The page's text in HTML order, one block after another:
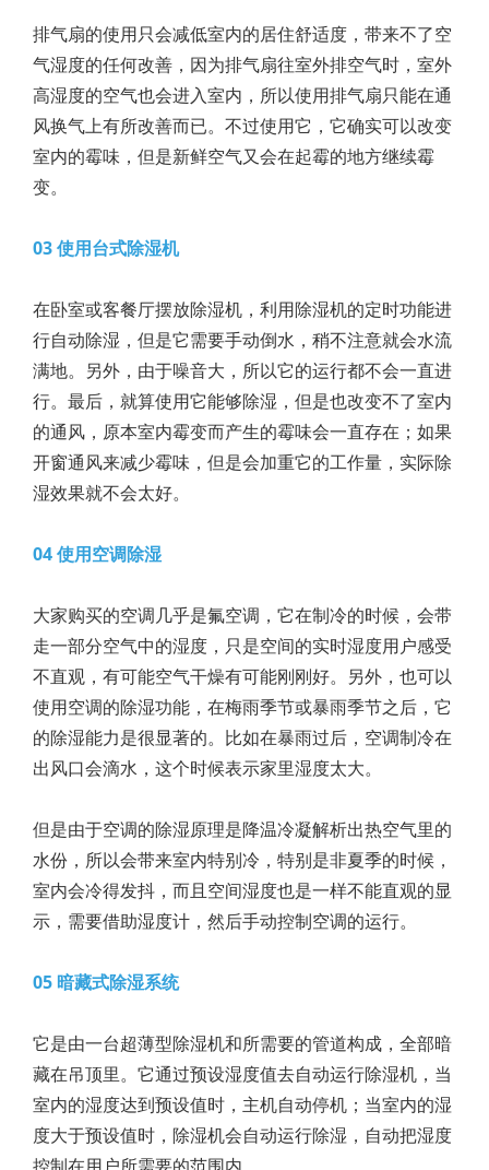
排气扇的使用只会减低室内的居住舒适度，带来不了空
气湿度的任何改善，因为排气扇往室外排空气时，室外
高湿度的空气也会进入室内，所以使用排气扇只能在通
风换气上有所改善而已。不过使用它，它确实可以改变
室内的霉味，但是新鲜空气又会在起霉的地方继续霉
变。
03 使用台式除湿机
在卧室或客餐厅摆放除湿机，利用除湿机的定时功能进
行自动除湿，但是它需要手动倒水，稍不注意就会水流
满地。另外，由于噪音大，所以它的运行都不会一直进
行。最后，就算使用它能够除湿，但是也改变不了室内
的通风，原本室内霉变而产生的霉味会一直存在；如果
开窗通风来减少霉味，但是会加重它的工作量，实际除
湿效果就不会太好。
04 使用空调除湿
大家购买的空调几乎是氟空调，它在制冷的时候，会带
走一部分空气中的湿度，只是空间的实时湿度用户感受
不直观，有可能空气干燥有可能刚刚好。另外，也可以
使用空调的除湿功能，在梅雨季节或暴雨季节之后，它
的除湿能力是很显著的。比如在暴雨过后，空调制冷在
出风口会滴水，这个时候表示家里湿度太大。
但是由于空调的除湿原理是降温冷凝解析出热空气里的
水份，所以会带来室内特别冷，特别是非夏季的时候，
室内会冷得发抖，而且空间湿度也是一样不能直观的显
示，需要借助湿度计，然后手动控制空调的运行。
05 暗藏式除湿系统
它是由一台超薄型除湿机和所需要的管道构成，全部暗
藏在吊顶里。它通过预设湿度值去自动运行除湿机，当
室内的湿度达到预设值时，主机自动停机；当室内的湿
度大于预设值时，除湿机会自动运行除湿，自动把湿度